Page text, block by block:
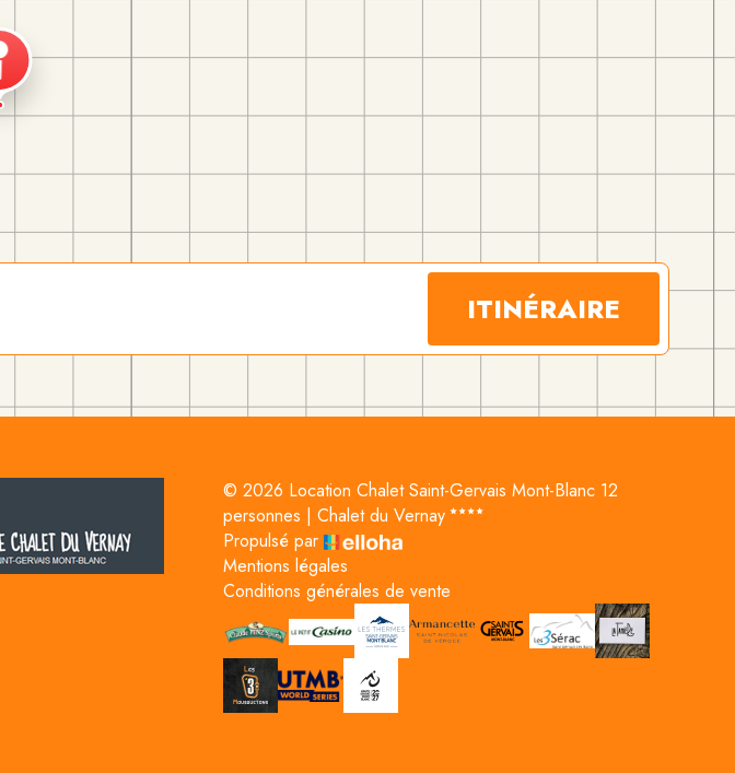
ITINÉRAIRE
© 2026 Location Chalet Saint-Gervais Mont-Blanc 12
personnes | Chalet du Vernay
Propulsé par
Mentions légales
Conditions générales de vente